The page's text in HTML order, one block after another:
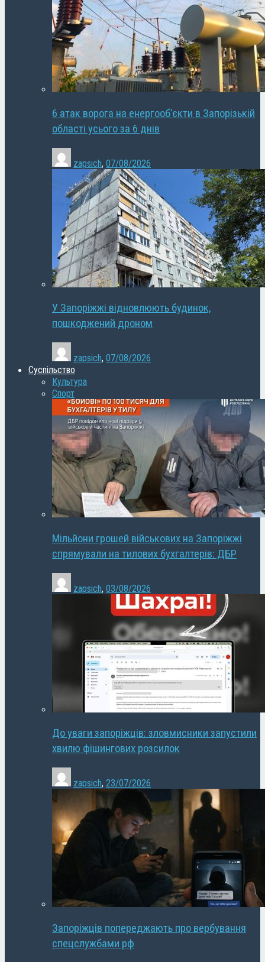
6 атак ворога на енергооб’єкти в Запорізькій
області усього за 6 днів
zapsich, 07/08/2026
У Запоріжжі відновлюють будинок,
пошкоджений дроном
zapsich, 07/08/2026
Суспільство
Культура
Спорт
Мільйони грошей військових на Запоріжжі
спрямували на тилових бухгалтерів: ДБР
zapsich, 03/08/2026
До уваги запоріжців: зловмисники запустили
хвилю фішингових розсилок
zapsich, 23/07/2026
Запоріжців попереджають про вербування
спецслужбами рф